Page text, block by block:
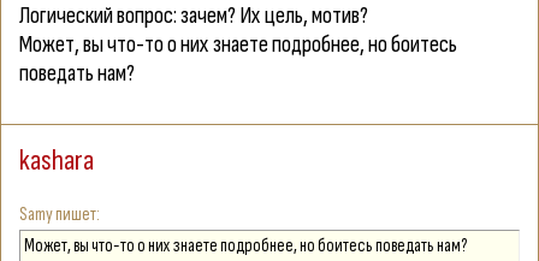
Логический вопрос: зачем? Их цель, мотив?
Может, вы что-то о них знаете подробнее, но боитесь
поведать нам?
kashara
Samy
Может, вы что-то о них знаете подробнее, но боитесь поведать нам?